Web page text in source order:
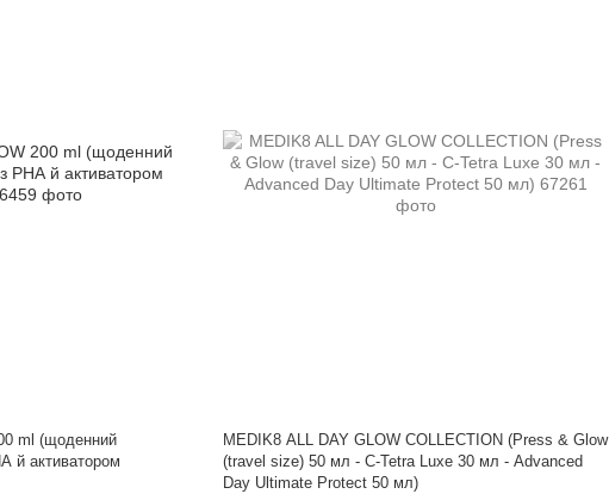
ml (щоденний
й активатором
MEDIK8 ALL DAY GLOW COLLECTION (Press & Glow
(travel size) 50 мл - C-Tetra Luxe 30 мл - Advanced
Day Ultimate Protect 50 мл)